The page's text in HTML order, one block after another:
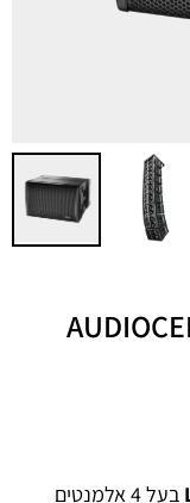
בעל 4 אלמנטים